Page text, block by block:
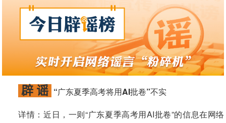
辟 谣 “广东夏季高考将用AI批卷”不实
详情：近日，一则“广东夏季高考用AI批卷”的信息在网络